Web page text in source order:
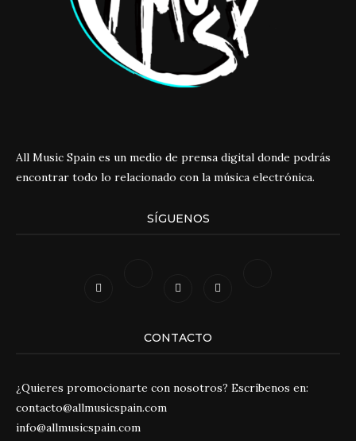
All Music Spain es un medio de prensa digital donde podrás
encontrar todo lo relacionado con la música electrónica.
SÍGUENOS
CONTACTO
¿Quieres promocionarte con nosotros? Escríbenos en:
contacto@allmusicspain.com
info@allmusicspain.com